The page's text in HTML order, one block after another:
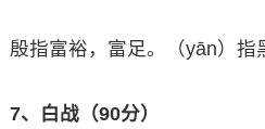
殷指富裕，富足。（yān）指
7、白战（90分）